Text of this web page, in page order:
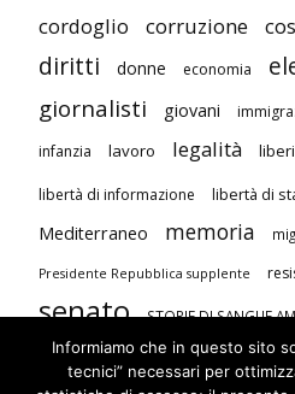
cordoglio corruzione
diritti donne economia
giornalisti giovani
infanzia lavoro legalità
libertà di informazione libertà di
Mediterraneo memoria
Presidente Repubblica supplente
senato STORIE DI SANGUE
studenti terrorismo
Informiamo che in questo sito
tecnici” necessari per